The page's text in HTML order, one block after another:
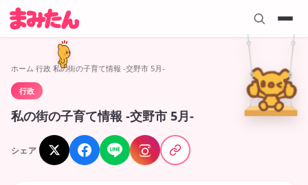
ホーム 行政 私の街の子育て情報 -交野市 5月-
行政 2026.05.11
私の街の子育て情報 -交野市 5月-
シェア